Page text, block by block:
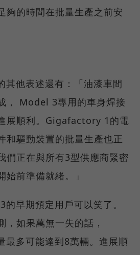
夠的時間在批量生產之前安
他表述還有：「油漆車間
， Model 3專用的車身焊接
展順利。Gigafactory 1的電
和驅動裝置的批量生產也正
們正在與所有3型供應商緊密
前準備就緒。」
早期預定用戶可以笑了。
，如果萬無一失的話，
最多可能達到8萬輛。進展順